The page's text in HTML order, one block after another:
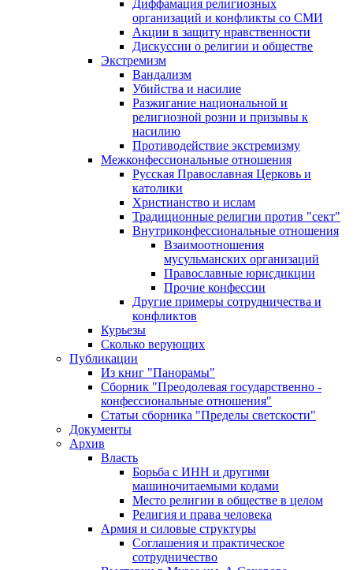
Диффамация религиозных
организаций и конфликты со СМИ
Акции в защиту нравственности
Дискуссии о религии и обществе
Экстремизм
Вандализм
Убийства и насилие
Разжигание национальной и
религиозной розни и призывы к
насилию
Противодействие экстремизму
Межконфессиональные отношения
Русская Православная Церковь и
католики
Христианство и ислам
Традиционные религии против "сект"
Внутриконфессиональные отношения
Взаимоотношения
мусульманских организаций
Православные юрисдикции
Прочие конфессии
Другие примеры сотрудничества и
конфликтов
Курьезы
Сколько верующих
Публикации
Из книг "Панорамы"
Сборник "Преодолевая государственно -
конфессиональные отношения"
Статьи сборника "Пределы светскости"
Документы
Архив
Власть
Борьба с ИНН и другими
машиночитаемыми кодами
Место религии в обществе в целом
Религия и права человека
Армия и силовые структуры
Соглашения и практическое
сотрудничество